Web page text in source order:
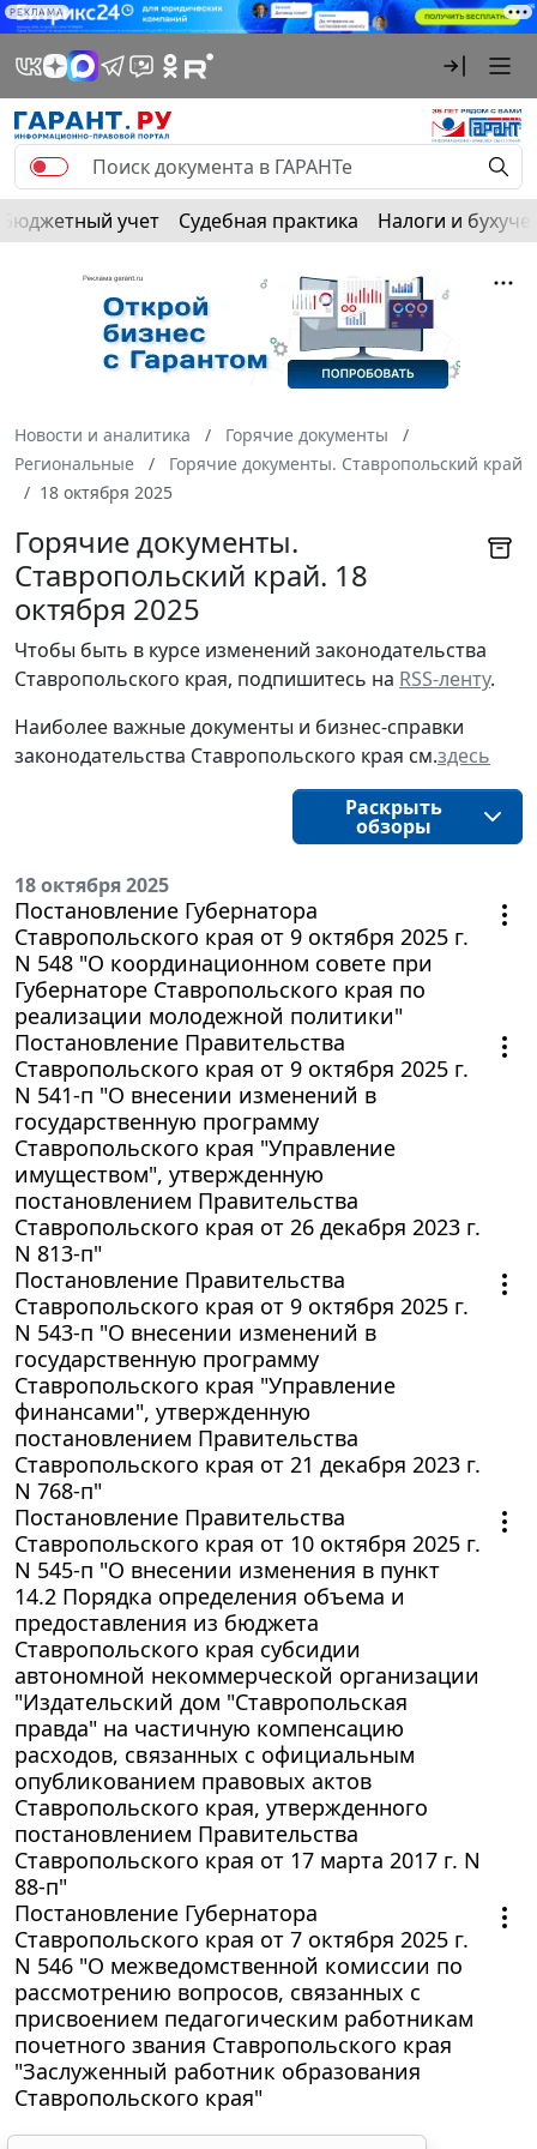
РЕКЛАМА
Бюджетный учет Судебная практика Налоги и
Новости и аналитика
Горячие документы
Региональные
Горячие документы. Ставропольский край
18 октября 2025
Горячие документы.
Ставропольский край. 18
октября 2025
Чтобы быть в курсе изменений законодательства
Ставропольского края, подпишитесь на RSS-ленту.
Наиболее важные документы и бизнес-справки
законодательства Ставропольского края см.здесь
Раскрыть
обзоры
18 октября 2025
Постановление Губернатора
Ставропольского края от 9 октября 2025 г.
N 548 "О координационном совете при
Губернаторе Ставропольского края по
реализации молодежной политики"
Постановление Правительства
Ставропольского края от 9 октября 2025 г.
N 541-п "О внесении изменений в
государственную программу
Ставропольского края "Управление
имуществом", утвержденную
постановлением Правительства
Ставропольского края от 26 декабря 2023 г.
N 813-п"
Постановление Правительства
Ставропольского края от 9 октября 2025 г.
N 543-п "О внесении изменений в
государственную программу
Ставропольского края "Управление
финансами", утвержденную
постановлением Правительства
Ставропольского края от 21 декабря 2023 г.
N 768-п"
Постановление Правительства
Ставропольского края от 10 октября 2025 г.
N 545-п "О внесении изменения в пункт
14.2 Порядка определения объема и
предоставления из бюджета
Ставропольского края субсидии
автономной некоммерческой организации
"Издательский дом "Ставропольская
правда" на частичную компенсацию
расходов, связанных с официальным
опубликованием правовых актов
Ставропольского края, утвержденного
постановлением Правительства
Ставропольского края от 17 марта 2017 г. N
88-п"
Постановление Губернатора
Ставропольского края от 7 октября 2025 г.
N 546 "О межведомственной комиссии по
рассмотрению вопросов, связанных с
присвоением педагогическим работникам
почетного звания Ставропольского края
"Заслуженный работник образования
Ставропольского края"